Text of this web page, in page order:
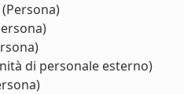
(Persona)
di personale esterno)